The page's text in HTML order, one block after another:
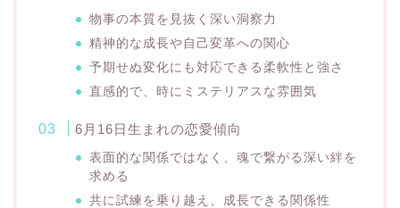
物事の本質を見抜く深い洞察力
精神的な成長や自己変革への関心
予期せぬ変化にも対応できる柔軟性と強さ
直感的で、時にミステリアスな雰囲気
6月16日生まれの恋愛傾向
表面的な関係ではなく、魂で繋がる深い絆を
求める
共に試練を乗り越え、成長できる関係性